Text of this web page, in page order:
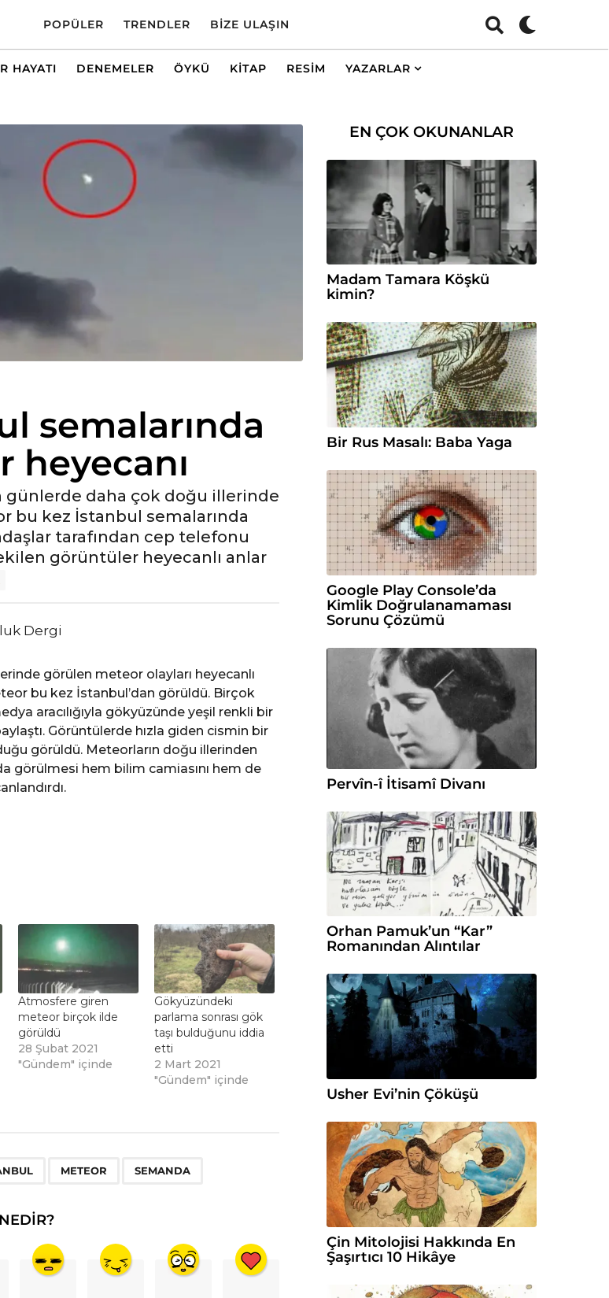
POPÜLER TRENDLER BIZE ULAŞIN
HAYATI DENEMELER ÖYKÜ KITAP RESIM YAZARLAR
semalarında
heyecanı
günlerde daha çok doğu illerinde
bu kez İstanbul semalarında
tarafından cep telefonu
görüntüler heyecanlı anlar
Dergi
görülen meteor olayları heyecanlı
bu kez İstanbul’dan görüldü. Birçok
aracılığıyla gökyüzünde yeşil renkli bir
Görüntülerde hızla giden cismin bir
görüldü. Meteorların doğu illerinden
görülmesi hem bilim camiasını hem de
Atmosfere giren
meteor birçok ilde
görüldü
28 Şubat 2021
"Gündem" içinde
Gökyüzündeki
parlama sonrası gök
taşı bulduğunu iddia
etti
2 Mart 2021
"Gündem" içinde
METEOR SEMANDA
EN ÇOK OKUNANLAR
Madam Tamara Köşkü
kimin?
Bir Rus Masalı: Baba Yaga
Google Play Console’da
Kimlik Doğrulanamaması
Sorunu Çözümü
Pervîn-î İtisamî Divanı
Orhan Pamuk’un “Kar”
Romanından Alıntılar
Usher Evi’nin Çöküşü
Çin Mitolojisi Hakkında En
Şaşırtıcı 10 Hikâye